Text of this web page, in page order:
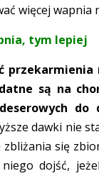
więcej wapnia
tym lepiej
są na
do
dawki nie
się
dojść,